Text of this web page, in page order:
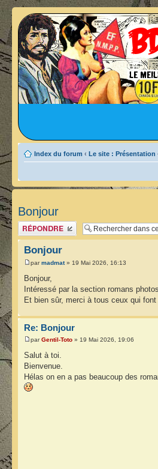
Index du forum ‹ Le site : Présentation
Bonjour
Publier une réponse
Bonjour
parmadmat» 19 Mai 2026, 16:13
Bonjour,
Intéressé par la section romans
Et bien sûr, merci à tous ceux qui
Re: Bonjour
parGentil-Toto » 19 Mai 2026, 19:06
Salut à toi.
Bienvenue.
Hélas on en a pas beaucoup des